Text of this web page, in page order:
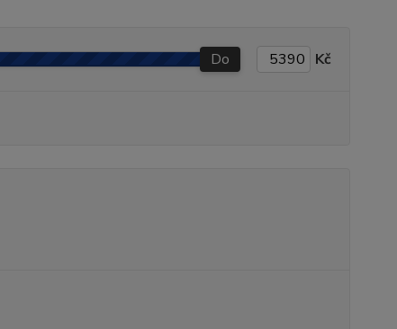
Do Kč